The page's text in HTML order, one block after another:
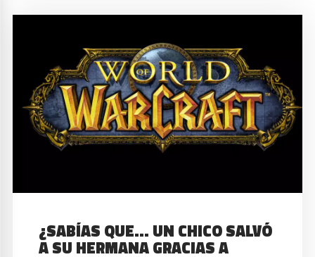
¿SABÍAS QUE… UN CHICO SALVÓ
A SU HERMANA GRACIAS A